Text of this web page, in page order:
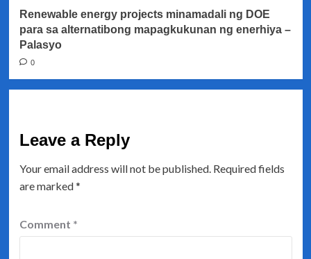
Renewable energy projects minamadali ng DOE
para sa alternatibong mapagkukunan ng enerhiya –
Palasyo
0
Leave a Reply
Your email address will not be published. Required fields
are marked*
Comment *